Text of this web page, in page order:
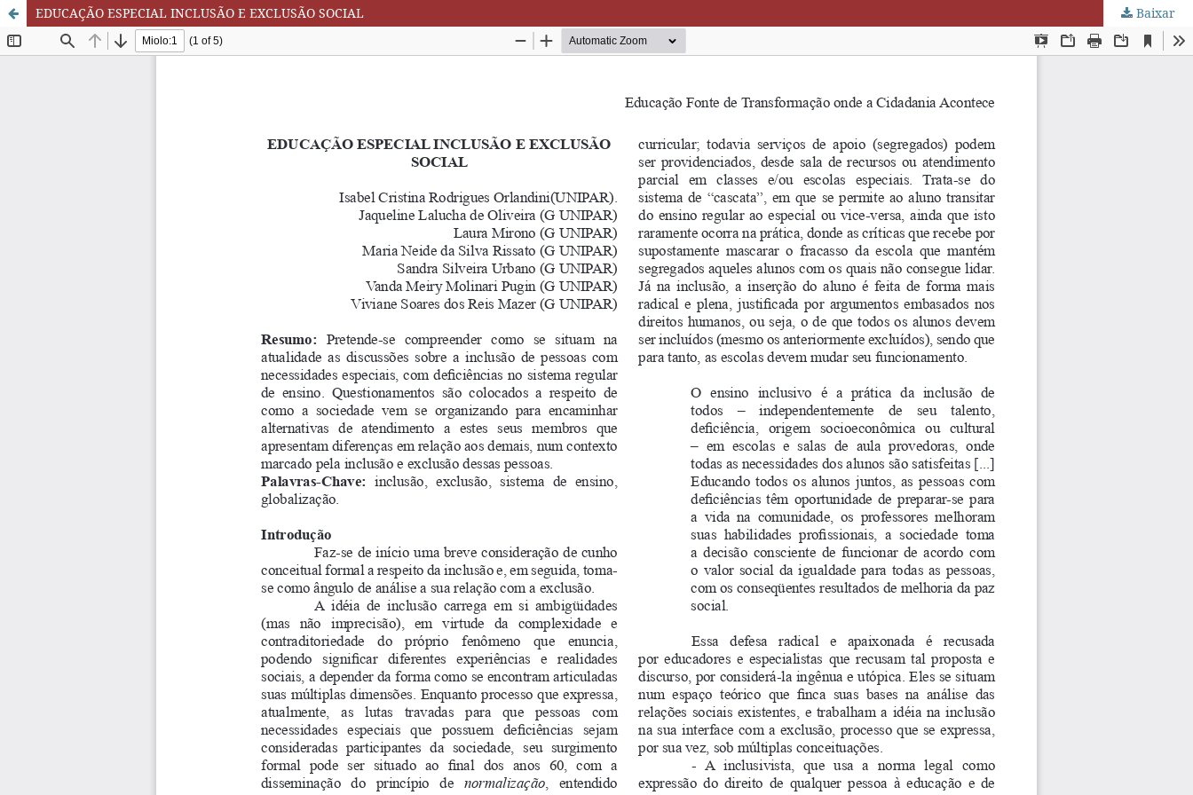
EDUCAÇÃO ESPECIAL INCLUSÃO E EXCLUSÃO SOCIAL Baixar